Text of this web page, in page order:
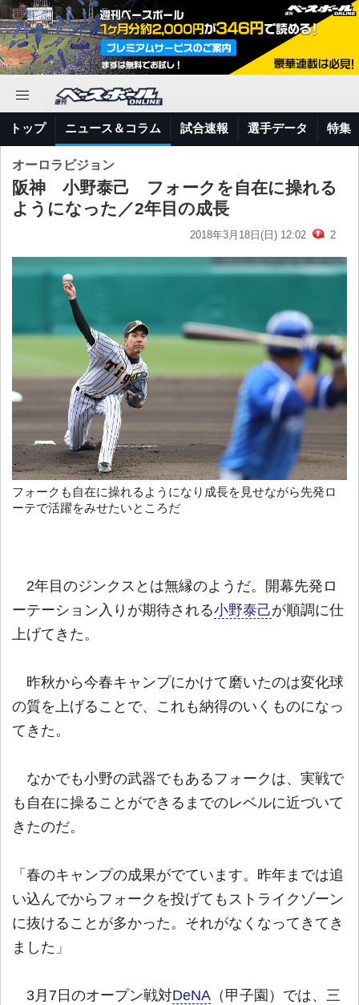
トップ ニュース＆コラム 試合速報 選手データ 特集
オーロラビジョン
阪神 小野泰己 フォークを自在に操れる
ようになった／2年目の成長
2018年3月18日(日) 12:02 2
フォークも自在に操れるようになり成長を見せながら先発ロ
ーテで活躍をみせたいところだ
2年目のジンクスとは無縁のようだ。開幕先発ロ
ーテーション入りが期待される小野泰己が順調に仕
上げてきた。
昨秋から今春キャンプにかけて磨いたのは変化球
の質を上げることで、これも納得のいくものになっ
てきた。
なかでも小野の武器でもあるフォークは、実戦で
も自在に操ることができるまでのレベルに近づいて
きたのだ。
「春のキャンプの成果がでています。昨年までは追
い込んでからフォークを投げてもストライクゾーン
に抜けることが多かった。それがなくなってきてき
ました」
3月7日のオープン戦対DeNA （甲子園）では、三